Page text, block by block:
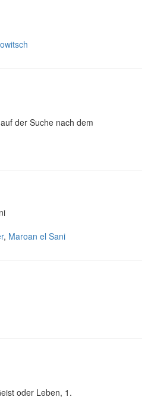
der Suche nach dem
, Maroan el Sani
oder Leben, 1.